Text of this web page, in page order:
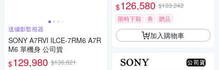
送攝影監視器
SONY A7RVI ILCE-7RM6 A7R
M6 單機身 公司貨
$129,980 $136,821
$126,580 $133,242
限時下殺
券 贈品
加入購物車